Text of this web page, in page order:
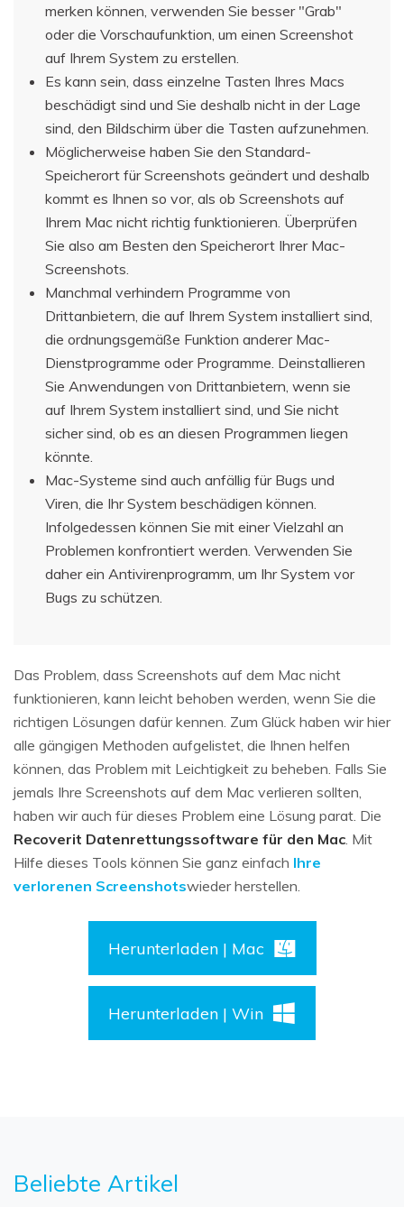
merken können, verwenden Sie besser "Grab"
oder die Vorschaufunktion, um einen Screenshot
auf Ihrem System zu erstellen.
Es kann sein, dass einzelne Tasten Ihres Macs
beschädigt sind und Sie deshalb nicht in der Lage
sind, den Bildschirm über die Tasten aufzunehmen.
Möglicherweise haben Sie den Standard-
Speicherort für Screenshots geändert und deshalb
kommt es Ihnen so vor, als ob Screenshots auf
Ihrem Mac nicht richtig funktionieren. Überprüfen
Sie also am Besten den Speicherort Ihrer Mac-
Screenshots.
Manchmal verhindern Programme von
Drittanbietern, die auf Ihrem System installiert sind,
die ordnungsgemäße Funktion anderer Mac-
Dienstprogramme oder Programme. Deinstallieren
Sie Anwendungen von Drittanbietern, wenn sie
auf Ihrem System installiert sind, und Sie nicht
sicher sind, ob es an diesen Programmen liegen
könnte.
Mac-Systeme sind auch anfällig für Bugs und
Viren, die Ihr System beschädigen können.
Infolgedessen können Sie mit einer Vielzahl an
Problemen konfrontiert werden. Verwenden Sie
daher ein Antivirenprogramm, um Ihr System vor
Bugs zu schützen.
Das Problem, dass Screenshots auf dem Mac nicht
funktionieren, kann leicht behoben werden, wenn Sie die
richtigen Lösungen dafür kennen. Zum Glück haben wir hier
alle gängigen Methoden aufgelistet, die Ihnen helfen
können, das Problem mit Leichtigkeit zu beheben. Falls Sie
jemals Ihre Screenshots auf dem Mac verlieren sollten,
haben wir auch für dieses Problem eine Lösung parat. Die
Recoverit Datenrettungssoftware für den Mac . Mit
Hilfe dieses Tools können Sie ganz einfach Ihre
verlorenen Screenshotswieder herstellen.
Herunterladen | Mac
Herunterladen | Win
Beliebte Artikel